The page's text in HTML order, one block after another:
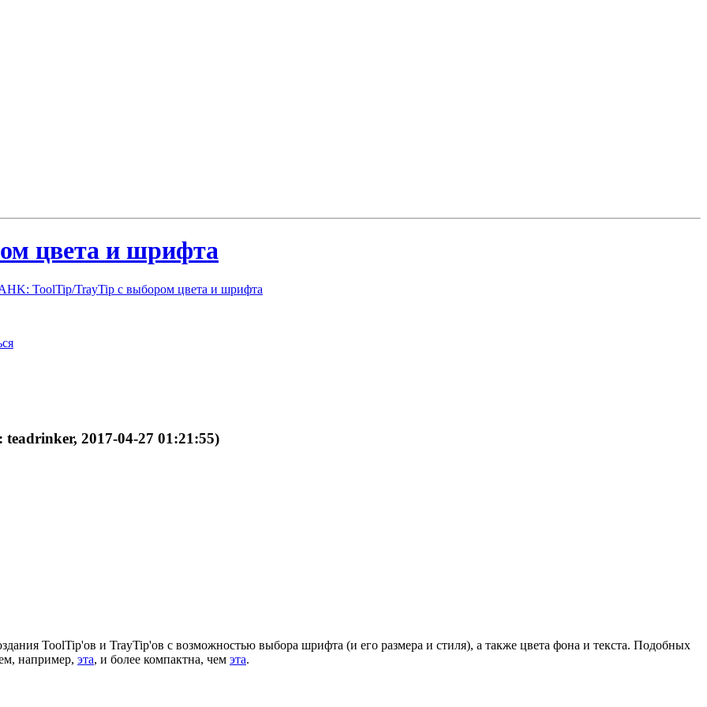
цвета и шрифта
ToolTip/TrayTip с выбором цвета и шрифта
teadrinker, 2017-04-27 01:21:55)
ToolTip'ов и TrayTip'ов с возможностью выбора шрифта (и его размера и стиля), а также цвета фона и текста. Подобных
например, эта, и более компактна, чем эта.